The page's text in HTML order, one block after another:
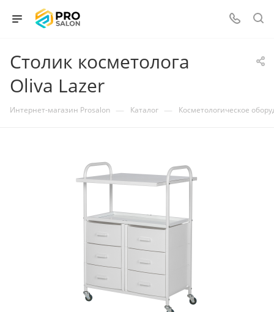
Столик косметолога
Oliva Lazer
Интернет-магазин Prosalon — Каталог — Косметологическое